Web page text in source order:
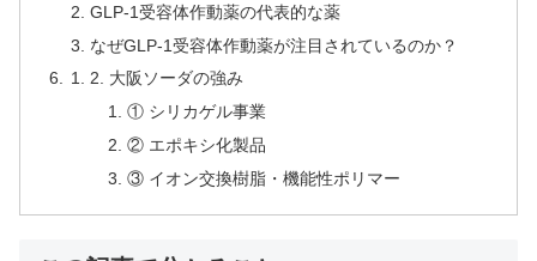
GLP-1受容体作動薬の代表的な薬
なぜGLP-1受容体作動薬が注目されているのか？
2. 大阪ソーダの強み
① シリカゲル事業
② エポキシ化製品
③ イオン交換樹脂・機能性ポリマー